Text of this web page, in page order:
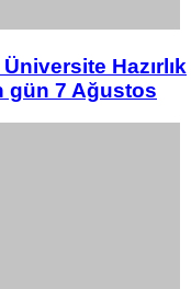
Hazırlık
gün 7 Ağustos